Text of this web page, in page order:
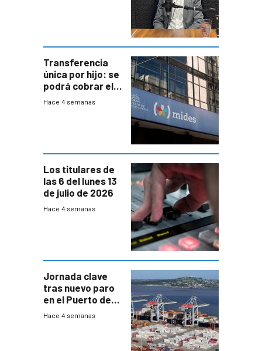
Transferencia
única por hijo: se
podrá cobrar el
100% en efectivo
Hace 4 semanas
Los titulares de
las 6 del lunes 13
de julio de 2026
Hace 4 semanas
Jornada clave
tras nuevo paro
en el Puerto de
Montevideo
Hace 4 semanas